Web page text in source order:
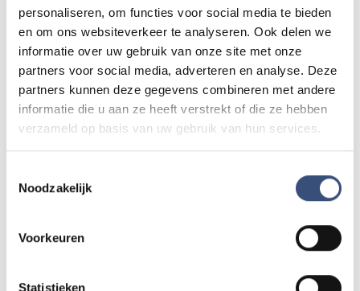
personaliseren, om functies voor social media te bieden
en om ons websiteverkeer te analyseren. Ook delen we
informatie over uw gebruik van onze site met onze
partners voor social media, adverteren en analyse. Deze
partners kunnen deze gegevens combineren met andere
informatie die u aan ze heeft verstrekt of die ze hebben
verzameld op basis van uw gebruik van hun services.
Noodzakelijk
Voorkeuren
Statistieken
DI
11
AUG.
Magic Summer show met Steven Kazàn
📍Ouddorp 🕐17:00
WO
AUG.
Kinderdagen bij RTM-trammuseum in
📍
AUG.
Hippie Beach Day markt bij Houten Kaap